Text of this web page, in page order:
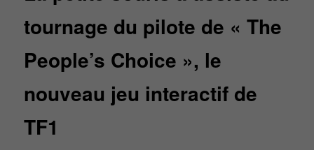
tournage du pilote de « The
People’s Choice », le
nouveau jeu interactif de
TF1